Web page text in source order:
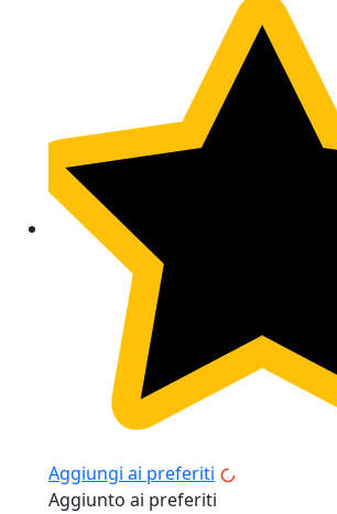
Aggiungi ai preferiti
Aggiunto ai preferiti